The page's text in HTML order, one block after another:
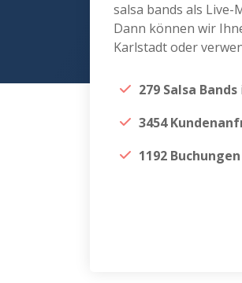
salsa bands als
Dann können wir
Karlstadt oder
279 Salsa Bands
3454
1192 Buchungen